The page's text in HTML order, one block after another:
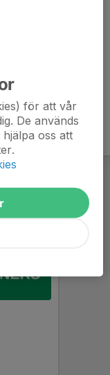
för att vår
De används
oss att